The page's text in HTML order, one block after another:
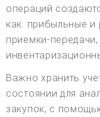
операций
как: прибыльные и
приемки-
Важно хранить
состоянии для
закупок, с